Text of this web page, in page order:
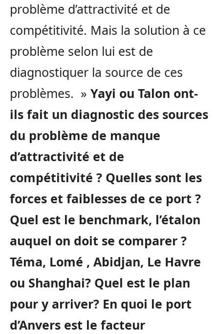
problème d’attractivité et de
compétitivité. Mais la solution à ce
problème selon lui est de
diagnostiquer la source de ces
problèmes. » Yayi ou Talon ont-
ils fait un diagnostic des sources
du problème de manque
d’attractivité et de
compétitivité ? Quelles sont les
forces et faiblesses de ce port ?
Quel est le benchmark, l’étalon
auquel on doit se comparer ?
Téma, Lomé , Abidjan, Le Havre
ou Shanghai? Quel est le plan
pour y arriver? En quoi le port
d’Anvers est le facteur